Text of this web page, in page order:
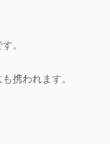
。
携われます。